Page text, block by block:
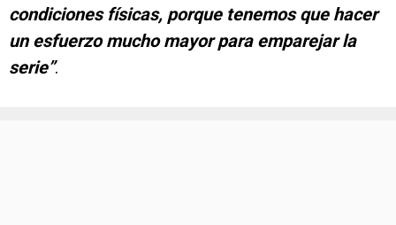
condiciones físicas, porque tenemos que hacer
un esfuerzo mucho mayor para emparejar la
serie”.